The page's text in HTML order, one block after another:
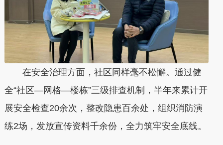
在安全治理方面，社区同样毫不松懈。通过健
全“社区—网格—楼栋”三级排查机制，半年来累计开
展安全检查20余次，整改隐患百余处，组织消防演
练2场，发放宣传资料千余份，全力筑牢安全底线。